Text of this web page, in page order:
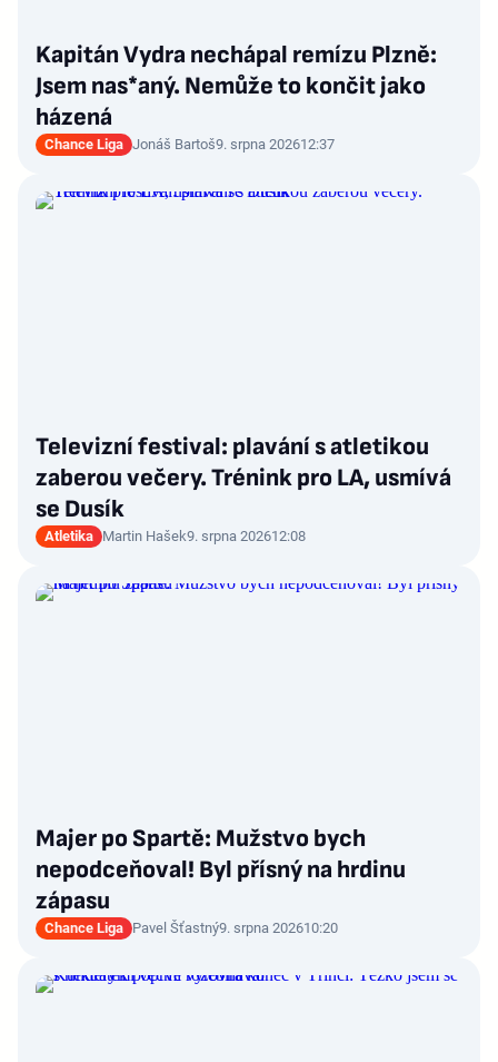
Kapitán Vydra nechápal remízu Plzně:
Jsem nas*aný. Nemůže to končit jako
házená
Chance Liga Jonáš Bartoš9. srpna 202612:37
Televizní festival: plavání s atletikou
zaberou večery. Trénink pro LA, usmívá
se Dusík
Atletika Martin Hašek9. srpna 202612:08
Majer po Spartě: Mužstvo bych
nepodceňoval! Byl přísný na hrdinu
zápasu
Chance Liga Pavel Šťastný9. srpna 202610:20